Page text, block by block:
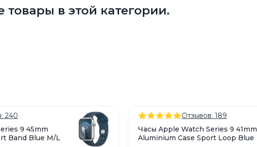
товары в этой категории.
240
9 45mm
Band Blue M/L
Отзывов: 189
Часы Apple Watch Series 9 41mm
Aluminium Case Sport Loop Blue